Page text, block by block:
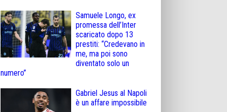
Samuele Longo, ex
promessa dell’Inter
scaricato dopo 13
prestiti: “Credevano in
me, ma poi sono
diventato solo un
numero”
Gabriel Jesus al Napoli
è un affare impossibile